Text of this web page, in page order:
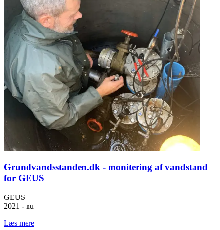
Grundvandsstanden.dk - monitering af vandstand
for GEUS
GEUS
2021 - nu
Læs mere